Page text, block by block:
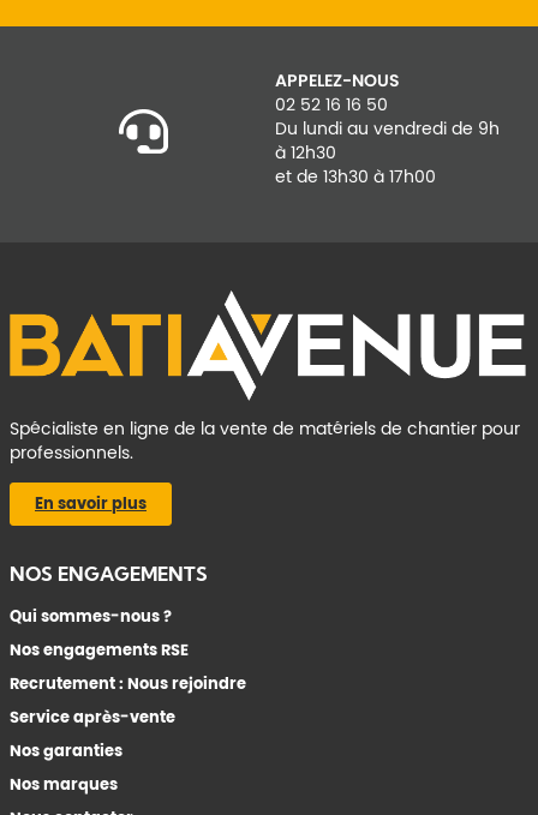
APPELEZ-NOUS
02 52 16 16 50
Du lundi au vendredi de 9h
à 12h30
et de 13h30 à 17h00
Spécialiste en ligne de la vente de matériels de chantier pour
professionnels.
En savoir plus
NOS ENGAGEMENTS
Qui sommes-nous ?
Nos engagements RSE
Recrutement : Nous rejoindre
Service après-vente
Nos garanties
Nos marques